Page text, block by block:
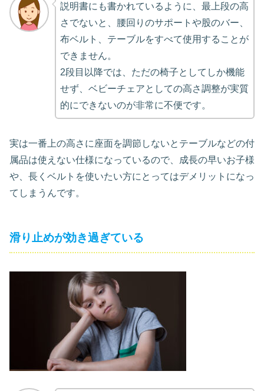
説明書にも書かれているように、最上段の高
さでないと、腰回りのサポートや股のバー、
布ベルト、テーブルをすべて使用することが
できません。
2段目以降では、ただの椅子としてしか機能
せず、ベビーチェアとしての高さ調整が実質
的にできないのが非常に不便です。
実は一番上の高さに座面を調節しないとテーブルなどの付
属品は使えない仕様になっているので、成長の早いお子様
や、長くベルトを使いたい方にとってはデメリットになっ
てしまうんです。
滑り止めが効き過ぎている